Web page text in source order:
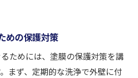
めの保護対策
ためには、塗膜の保護対策を講
まず、定期的な洗浄で外壁に付